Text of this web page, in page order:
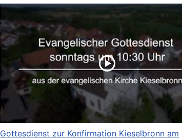
Gottesdienst zur Konfirmation Kieselbronn am